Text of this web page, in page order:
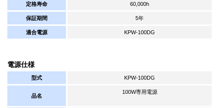
定格寿命 60,000h
保証期間 5年
適合電源 KPW-100DG
電源仕様
型式 KPW-100DG
品名
100W専用電源